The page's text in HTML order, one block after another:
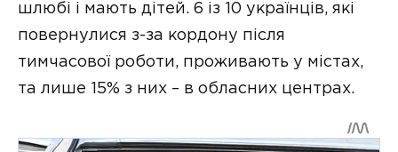
шлюбі і мають дітей. 6 із 10 українців, які
повернулися з-за кордону після
тимчасової роботи, проживають у містах,
та лише 15% з них – в обласних центрах.